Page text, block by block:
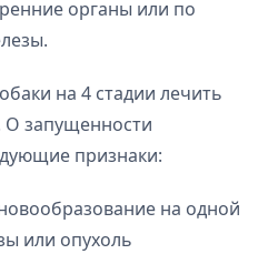
органы или по
на 4 стадии лечить
О запущенности
признаки:
на одной
или опухоль